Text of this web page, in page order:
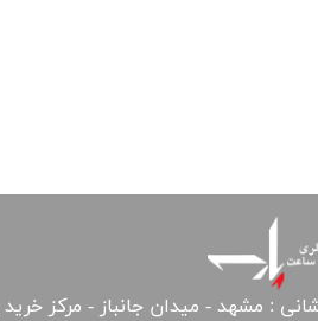
: مشهد - میدان جانباز - مرکز خرید